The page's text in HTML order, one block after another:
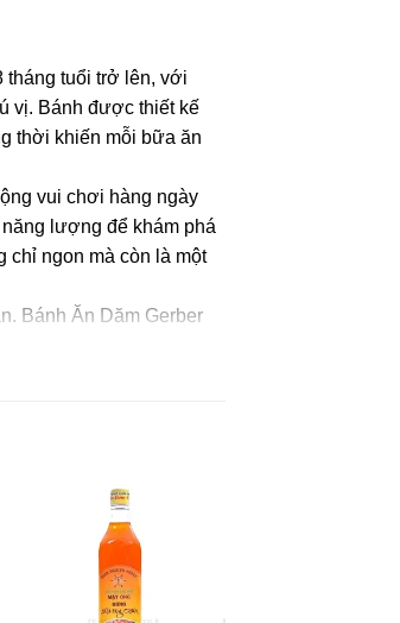
tháng tuổi trở lên, với
vị. Bánh được thiết kế
thời khiến mỗi bữa ăn
vui chơi hàng ngày
lượng để khám phá
chỉ ngon mà còn là một
Bánh Ăn Dặm Gerber
phẩm màu chiết
calci carbonat, chất
tocopheryl acetat